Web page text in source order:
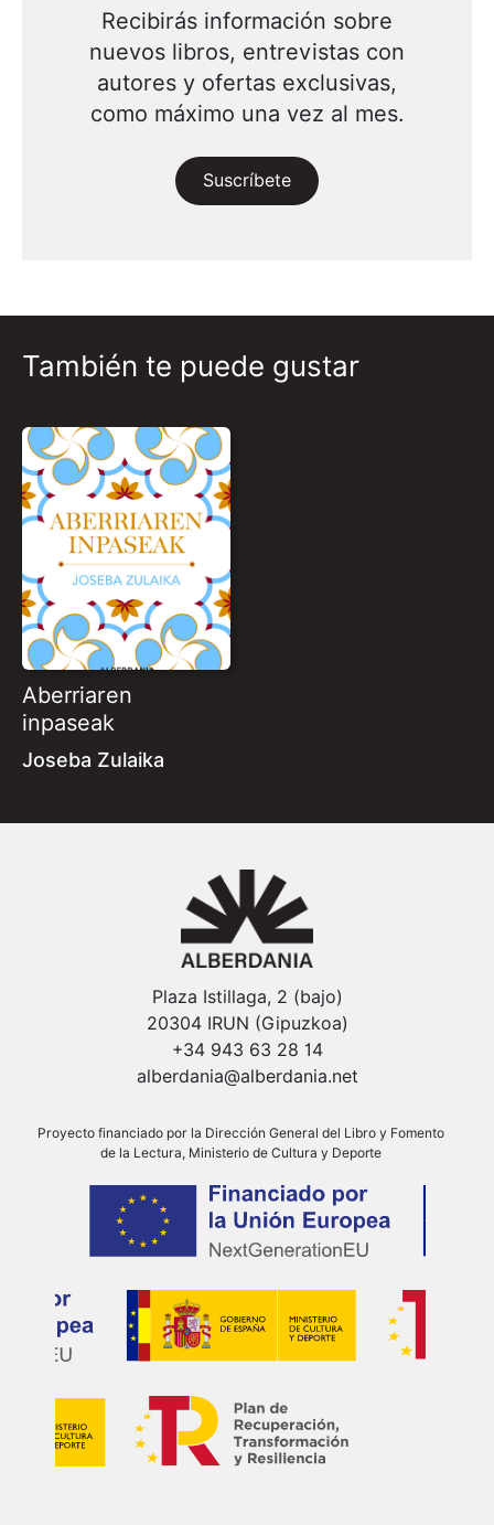
Recibirás información sobre
nuevos libros, entrevistas con
autores y ofertas exclusivas,
como máximo una vez al mes.
Suscríbete
También te puede gustar
Aberriaren
inpaseak
Joseba Zulaika
Plaza Istillaga, 2 (bajo)
20304 IRUN (Gipuzkoa)
+34 943 63 28 14
alberdania@alberdania.net
Proyecto financiado por la Dirección General del Libro y Fomento
de la Lectura, Ministerio de Cultura y Deporte